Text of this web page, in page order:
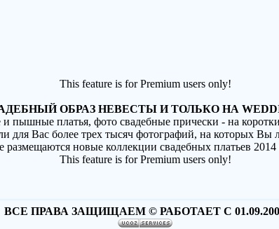
This feature is for Premium users only!
ОБРАЗ НЕВЕСТЫ И ТОЛЬКО НА
пышные платья, фото свадебные прически - на
для Вас более трех тысяч фотографий, на которых
размещаются новые коллекции свадебных платьев
This feature is for Premium users only!
ВСЕ ПРАВА ЗАЩИЩАЕМ © РАБОТАЕТ С